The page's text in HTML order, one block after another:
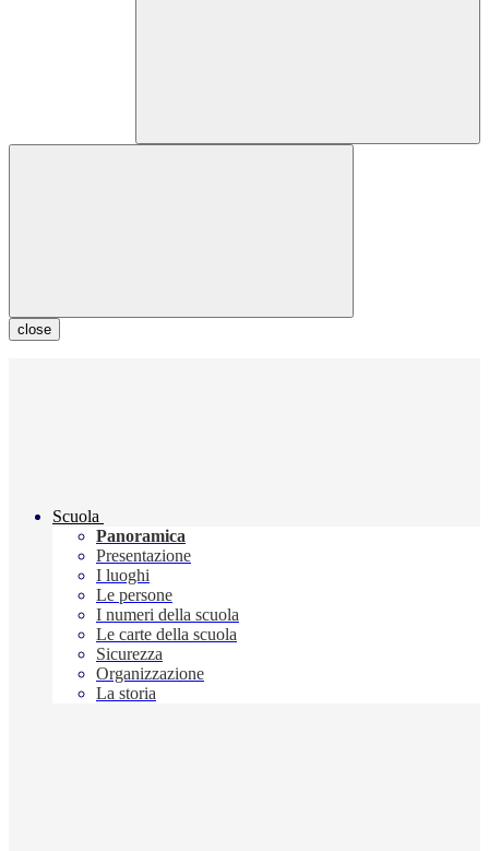
close
Scuola
Panoramica
Presentazione
I luoghi
Le persone
I numeri della scuola
Le carte della scuola
Sicurezza
Organizzazione
La storia